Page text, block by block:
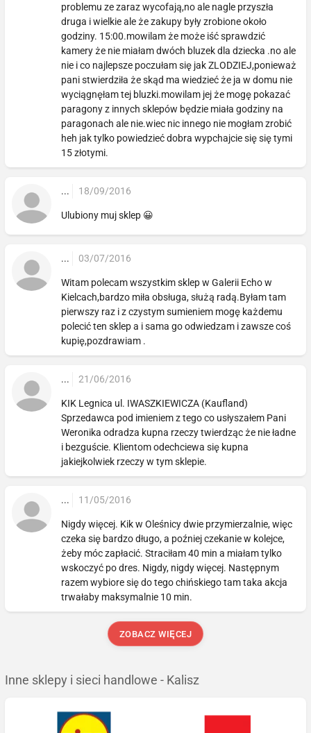
problemu ze zaraz wycofają,no ale nagle przyszła
druga i wielkie ale że zakupy były zrobione około
godziny. 15:00.mowilam że może iść sprawdzić
kamery że nie miałam dwóch bluzek dla dziecka .no ale
nie i co najlepsze poczułam się jak ZLODZIEJ,ponieważ
pani stwierdziła że skąd ma wiedzieć że ja w domu nie
wyciągnęłam tej bluzki.mowilam jej że mogę pokazać
paragony z innych sklepów będzie miała godziny na
paragonach ale nie.wiec nic innego nie mogłam zrobić
heh jak tylko powiedzieć dobra wypchajcie się się tymi
15 złotymi.
... 18/09/2016
Ulubiony muj sklep 😀
... 03/07/2016
Witam polecam wszystkim sklep w Galerii Echo w
Kielcach,bardzo miła obsługa, służą radą.Byłam tam
pierwszy raz i z czystym sumieniem mogę każdemu
polecić ten sklep a i sama go odwiedzam i zawsze coś
kupię,pozdrawiam .
... 21/06/2016
KIK Legnica ul. IWASZKIEWICZA (Kaufland)
Sprzedawca pod imieniem z tego co usłyszałem Pani
Weronika odradza kupna rzeczy twierdząc że nie ładne
i bezguście. Klientom odechciewa się kupna
jakiejkolwiek rzeczy w tym sklepie.
... 11/05/2016
Nigdy więcej. Kik w Oleśnicy dwie przymierzalnie, więc
czeka się bardzo długo, a poźniej czekanie w kolejce,
żeby móc zapłacić. Straciłam 40 min a miałam tylko
wskoczyć po dres. Nigdy, nigdy więcej. Następnym
razem wybiore się do tego chińskiego tam taka akcja
trwałaby maksymalnie 10 min.
ZOBACZ WIĘCEJ
Inne sklepy i sieci handlowe - Kalisz